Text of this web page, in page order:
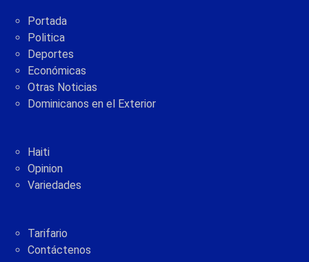
Portada
Politica
Deportes
Económicas
Otras Noticias
Dominicanos en el Exterior
Haiti
Opinion
Variedades
Tarifario
Contáctenos